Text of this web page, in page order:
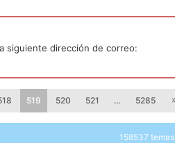
siguiente dirección de correo:
519 520 521 … 5285
158537 temas